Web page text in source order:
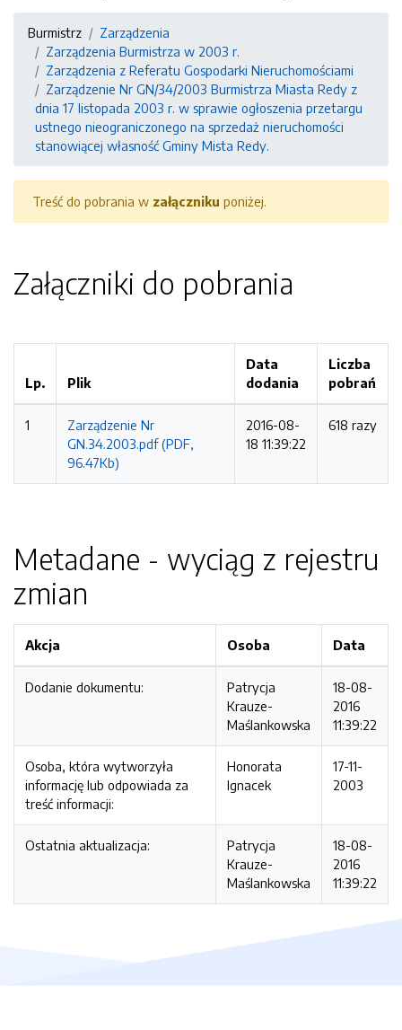
Burmistrz
Zarządzenia
Zarządzenia Burmistrza w 2003 r.
Zarządzenia z Referatu Gospodarki Nieruchomościami
Zarządzenie Nr GN/34/2003 Burmistrza Miasta Redy z
dnia 17 listopada 2003 r. w sprawie ogłoszenia przetargu
ustnego nieograniczonego na sprzedaż nieruchomości
stanowiącej własność Gminy Mista Redy.
Treść do pobrania w załączniku poniżej.
Załączniki do pobrania
Lp. Plik
Data
dodania
Liczba
pobrań
1
Zarządzenie Nr
GN.34.2003.pdf (PDF,
96.47Kb)
2016-08-
18 11:39:22
618 razy
Metadane - wyciąg z rejestru
zmian
Akcja Osoba Data
Dodanie dokumentu:
Patrycja
Krauze-
Maślankowska
18-08-
2016
11:39:22
Osoba, która wytworzyła
informację lub odpowiada za
treść informacji:
Honorata
Ignacek
17-11-
2003
Ostatnia aktualizacja:
Patrycja
Krauze-
Maślankowska
18-08-
2016
11:39:22